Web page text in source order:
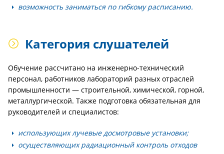
возможность заниматься по гибкому расписанию.
Категория слушателей
Обучение рассчитано на инженерно-технический
персонал, работников лабораторий разных отраслей
промышленности — строительной, химической, горной,
металлургической. Также подготовка обязательная для
руководителей и специалистов:
использующих лучевые досмотровые установки;
осуществляющих радиационный контроль отходов